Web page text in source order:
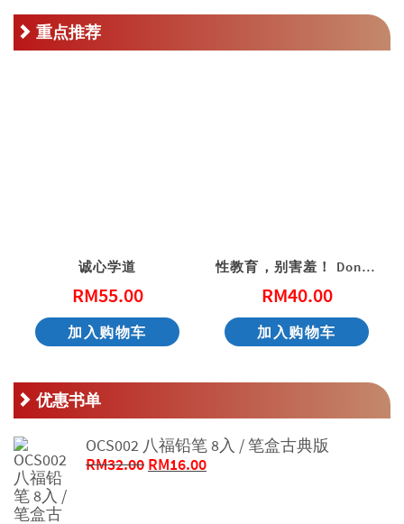
重点推荐
诚心学道
RM55.00
加入购物车
性教育，别害羞！ Don’t Be Shy: A Friendly Guide to Sex Education
RM40.00
加入购物车
优惠书单
OCS002 八福铅笔 8入 / 笔盒古典版
RM32.00 原
RM16.00当